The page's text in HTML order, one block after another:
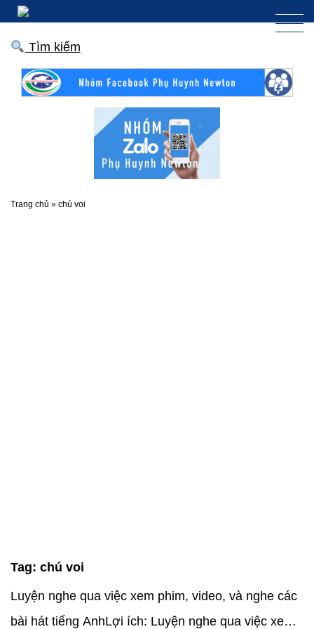
Tìm kiếm
Trang chủ » chú voi
Tag: chú voi
Luyện nghe qua việc xem phim, video, và nghe các
bài hát tiếng AnhLợi ích: Luyện nghe qua việc xem